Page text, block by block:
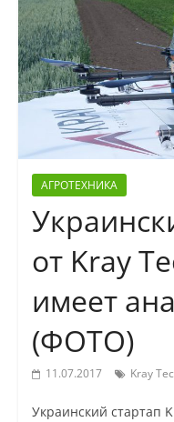
АГРОТЕХНИКА
от Kray
имеет
(ФОТО)
11.07.2017 Kray
Украинский стартап